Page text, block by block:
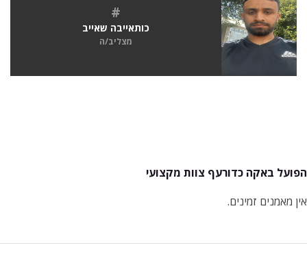
#
כותאייבה שאייב
מצליב/ה
הפועל באקה כדורעף צוות מקצועי
אין מאמנים זמינים.